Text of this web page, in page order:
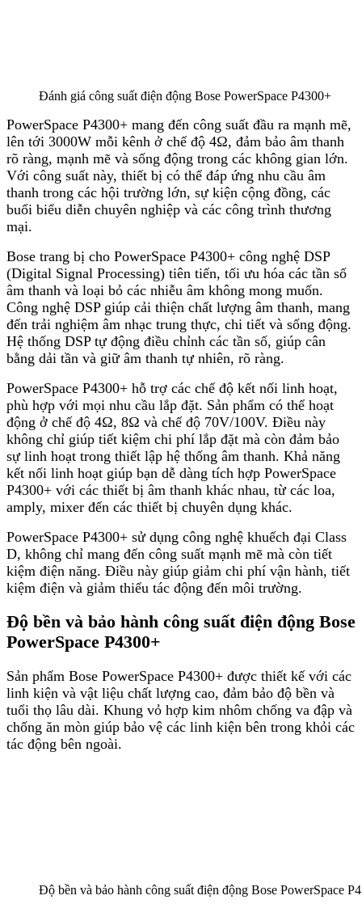
Đánh giá công suất điện động Bose PowerSpace P4300+
PowerSpace P4300+ mang đến công suất đầu ra mạnh mẽ,
lên tới 3000W mỗi kênh ở chế độ 4Ω, đảm bảo âm thanh
rõ ràng, mạnh mẽ và sống động trong các không gian lớn.
Với công suất này, thiết bị có thể đáp ứng nhu cầu âm
thanh trong các hội trường lớn, sự kiện cộng đồng, các
buổi biểu diễn chuyên nghiệp và các công trình thương
mại.
Bose trang bị cho PowerSpace P4300+ công nghệ DSP
(Digital Signal Processing) tiên tiến, tối ưu hóa các tần số
âm thanh và loại bỏ các nhiễu âm không mong muốn.
Công nghệ DSP giúp cải thiện chất lượng âm thanh, mang
đến trải nghiệm âm nhạc trung thực, chi tiết và sống động.
Hệ thống DSP tự động điều chỉnh các tần số, giúp cân
bằng dải tần và giữ âm thanh tự nhiên, rõ ràng.
PowerSpace P4300+ hỗ trợ các chế độ kết nối linh hoạt,
phù hợp với mọi nhu cầu lắp đặt. Sản phẩm có thể hoạt
động ở chế độ 4Ω, 8Ω và chế độ 70V/100V. Điều này
không chỉ giúp tiết kiệm chi phí lắp đặt mà còn đảm bảo
sự linh hoạt trong thiết lập hệ thống âm thanh. Khả năng
kết nối linh hoạt giúp bạn dễ dàng tích hợp PowerSpace
P4300+ với các thiết bị âm thanh khác nhau, từ các loa,
amply, mixer đến các thiết bị chuyên dụng khác.
PowerSpace P4300+ sử dụng công nghệ khuếch đại Class
D, không chỉ mang đến công suất mạnh mẽ mà còn tiết
kiệm điện năng. Điều này giúp giảm chi phí vận hành, tiết
kiệm điện và giảm thiểu tác động đến môi trường.
Độ bền và bảo hành công suất điện động Bose
PowerSpace P4300+
Sản phẩm Bose PowerSpace P4300+ được thiết kế với các
linh kiện và vật liệu chất lượng cao, đảm bảo độ bền và
tuổi thọ lâu dài. Khung vỏ hợp kim nhôm chống va đập và
chống ăn mòn giúp bảo vệ các linh kiện bên trong khỏi các
tác động bên ngoài.
Độ bền và bảo hành công suất điện động Bose PowerSpace